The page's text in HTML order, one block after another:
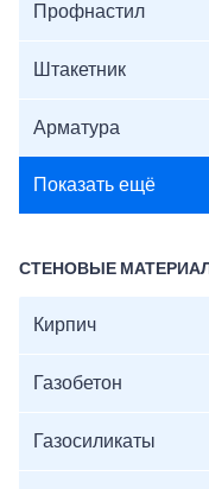
Профнастил
Штакетник
Арматура
Показать ещё
СТЕНОВЫЕ
Кирпич
Газобетон
Газосиликаты